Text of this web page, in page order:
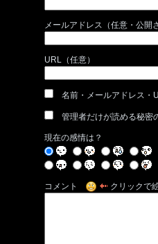
メールアドレス（任意・公開
URL（任意）
名前・メールアドレス・
管理者だけが読める秘密
現在の感情は？
コメント クリックで